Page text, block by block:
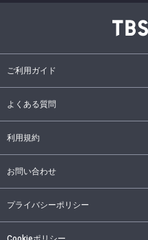
ご利用ガイド
よくある質問
利用規約
お問い合わせ
プライバシーポリシー